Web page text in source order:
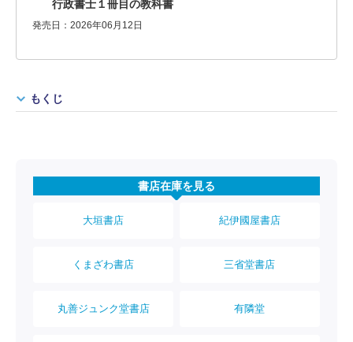
行政書士１冊目の教科書
発売日：2026年06月12日
もくじ
書店在庫を見る
大垣書店 紀伊國屋書店
くまざわ書店 三省堂書店
丸善ジュンク堂書店 有隣堂